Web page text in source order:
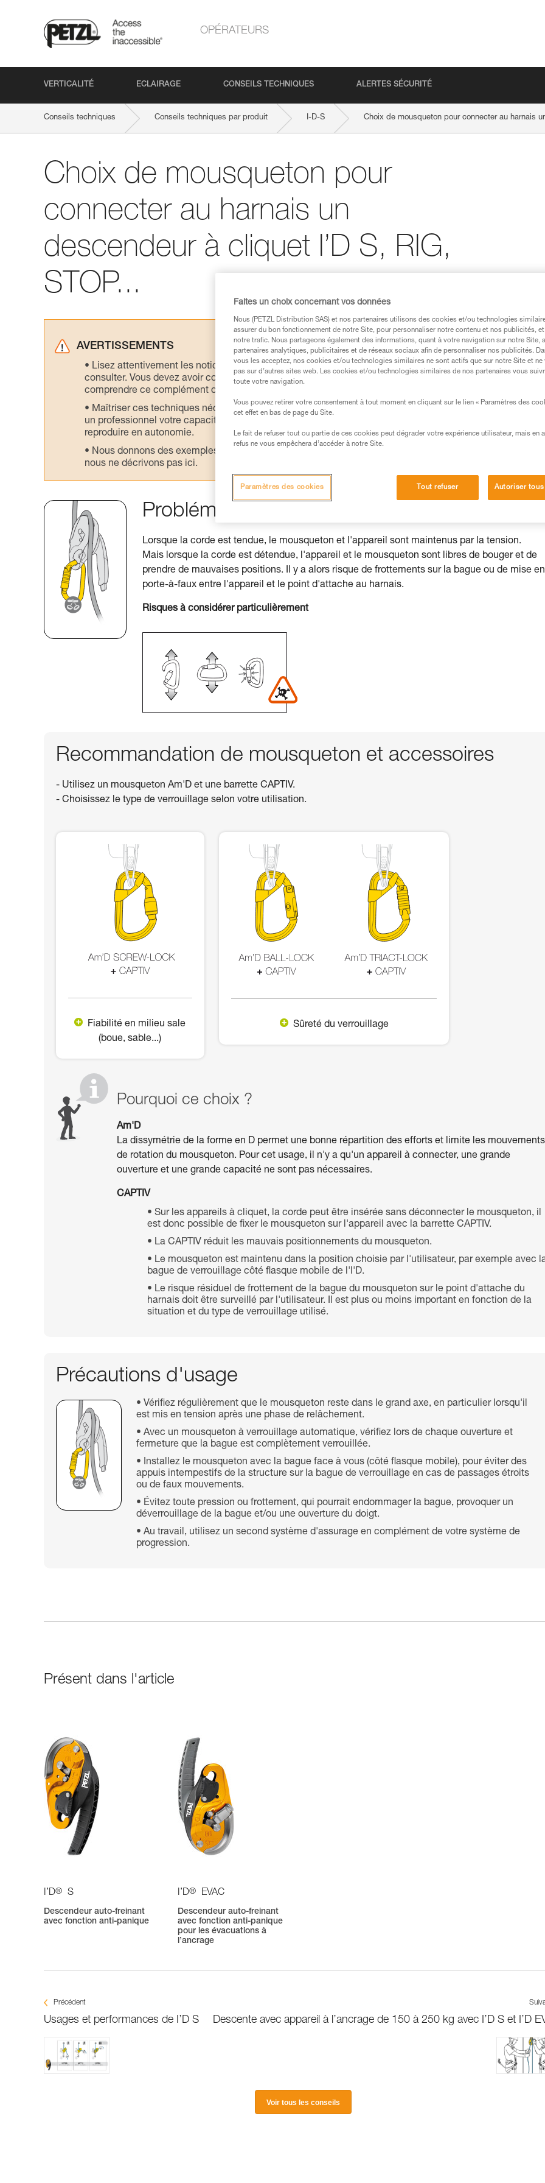
OPÉRATEURS
VERTICALITÉ ECLAIRAGE CONSEILS TECHNIQUES ALERTES SÉCURITÉ
Conseils techniques Conseils techniques par produit I-D-S Choix de mousqueton pour connecter au harnais
Choix de mousqueton pour
connecter au harnais un
descendeur à cliquet I’D S, RIG,
STOP...
AVERTISSEMENTS
Lisez attentivement les notices techniques des produits utilisés dans ce conseil avant de le
consulter. Vous devez avoir compris les informations de la notice technique pour pouvoir
comprendre ce complément d’informations.
Maîtriser ces techniques nécessite une formation et un entraînement spécifique. Validez avec
un professionnel votre capacité à refaire la manipulation, seul, en toute sécurité, avant de la
reproduire en autonomie.
Nous donnons des exemples de techniques liées à votre activité. Il peut en exister d’autres que
nous ne décrivons pas ici.
Problématique et risques principaux
Lorsque la corde est tendue, le mousqueton et l'appareil sont maintenus par la tension.
Mais lorsque la corde est détendue, l'appareil et le mousqueton sont libres de bouger et de
prendre de mauvaises positions. Il y a alors risque de frottements sur la bague ou de mise en
porte-à-faux entre l'appareil et le point d'attache au harnais.
Risques à considérer particulièrement
Recommandation de mousqueton et accessoires
- Utilisez un mousqueton Am'D et une barrette CAPTIV.
- Choisissez le type de verrouillage selon votre utilisation.
Fiabilité en milieu sale
(boue, sable...)
Sûreté du verrouillage
Pourquoi ce choix ?
Am'D
La dissymétrie de la forme en D permet une bonne répartition des efforts et limite les mouvements
de rotation du mousqueton. Pour cet usage, il n'y a qu'un appareil à connecter, une grande
ouverture et une grande capacité ne sont pas nécessaires.
CAPTIV
Sur les appareils à cliquet, la corde peut être insérée sans déconnecter le mousqueton, il
est donc possible de fixer le mousqueton sur l'appareil avec la barrette CAPTIV.
La CAPTIV réduit les mauvais positionnements du mousqueton.
Le mousqueton est maintenu dans la position choisie par l'utilisateur, par exemple avec
bague de verrouillage côté flasque mobile de l'I'D.
Le risque résiduel de frottement de la bague du mousqueton sur le point d'attache du
harnais doit être surveillé par l'utilisateur. Il est plus ou moins important en fonction de la
situation et du type de verrouillage utilisé.
Précautions d'usage
Vérifiez régulièrement que le mousqueton reste dans le grand axe, en particulier lorsqu'il
est mis en tension après une phase de relâchement.
Avec un mousqueton à verrouillage automatique, vérifiez lors de chaque ouverture et
fermeture que la bague est complètement verrouillée.
Installez le mousqueton avec la bague face à vous (côté flasque mobile), pour éviter des
appuis intempestifs de la structure sur la bague de verrouillage en cas de passages étroits
ou de faux mouvements.
Évitez toute pression ou frottement, qui pourrait endommager la bague, provoquer un
déverrouillage de la bague et/ou une ouverture du doigt.
Au travail, utilisez un second système d'assurage en complément de votre système de
progression.
Présent dans l'article
I’D® S
Descendeur auto-freinant
avec fonction anti-panique
I’D® EVAC
Descendeur auto-freinant
avec fonction anti-panique
pour les évacuations à
l’ancrage
Précédent
Usages et performances de I’D S Descente avec appareil à l’ancrage de 150 à 250 kg avec I’D S et I’D
Voir tous les conseils
Faites un choix concernant vos données
Nous (PETZL Distribution SAS) et nos partenaires utilisons des cookies et/ou technologies
assurer du bon fonctionnement de notre Site, pour personnaliser notre contenu et nos publicités,
notre trafic. Nous partageons également des informations, quant à votre navigation sur notre Site,
partenaires analytiques, publicitaires et de réseaux sociaux afin de personnaliser nos publicités.
vous les acceptez, nos cookies et/ou technologies similaires ne sont actifs que sur notre Site et ne
pas sur d’autres sites web. Les cookies et/ou technologies similaires de nos partenaires vous
toute votre navigation.
Vous pouvez retirer votre consentement à tout moment en cliquant sur le lien « Paramètres des
cet effet en bas de page du Site.
Le fait de refuser tout ou partie de ces cookies peut dégrader votre expérience utilisateur, mais en
refus ne vous empêchera d’accéder à notre Site.
Tout refuser Autoriser
Paramètres des cookies